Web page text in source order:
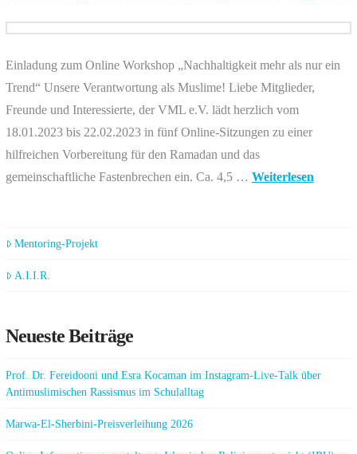
Einladung zum Online Workshop „Nachhaltigkeit mehr als nur ein
Trend“ Unsere Verantwortung als Muslime! Liebe Mitglieder,
Freunde und Interessierte, der VML e.V. lädt herzlich vom
18.01.2023 bis 22.02.2023 in fünf Online-Sitzungen zu einer
hilfreichen Vorbereitung für den Ramadan und das
gemeinschaftliche Fastenbrechen ein. Ca. 4,5 … Weiterlesen
Mentoring-Projekt
A.I.I.R.
Neueste Beiträge
Prof. Dr. Fereidooni und Esra Kocaman im Instagram-Live-Talk über
Antimuslimischen Rassismus im Schulalltag
Marwa-El-Sherbini-Preisverleihung 2026